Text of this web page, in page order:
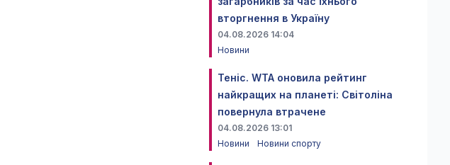
вторгнення в Україну
04.08.2026 14:04
Новини
Теніс. WTA оновила рейтинг
найкращих на планеті: Світоліна
повернула втрачене
04.08.2026 13:01
Новини
Новини спорту